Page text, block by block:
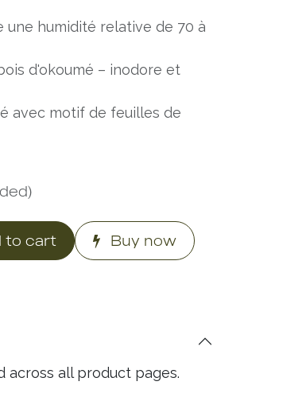
une humidité relative de 70 à
d'okoumé – inodore et
avec motif de feuilles de
to cart Buy now
across all product pages.